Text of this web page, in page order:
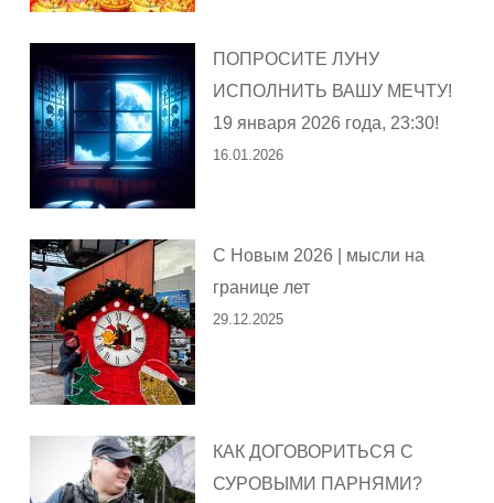
ПОПРОСИТЕ ЛУНУ
ИСПОЛНИТЬ ВАШУ МЕЧТУ!
19 января 2026 года, 23:30!
16.01.2026
С Новым 2026 | мысли на
границе лет
29.12.2025
КАК ДОГОВОРИТЬСЯ С
СУРОВЫМИ ПАРНЯМИ?